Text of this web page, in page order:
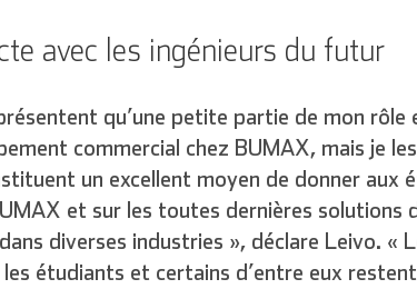
avec les ingénieurs du futur
qu’une petite partie de mon rôle
commercial chez BUMAX, mais je
un excellent moyen de donner aux
et sur les toutes dernières solutions
diverses industries », déclare Leivo. «
étudiants et certains d’entre eux